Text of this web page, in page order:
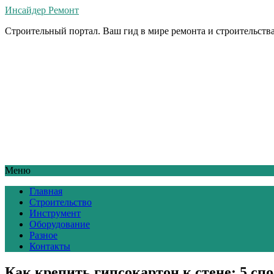
Инсайдер Ремонт
Строительный портал. Ваш гид в мире ремонта и
Меню
Главная
Строительство
Инструмент
Оборудование
Разное
Контакты